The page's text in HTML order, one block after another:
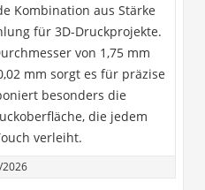
Kombination aus Stärke
für 3D-Druckprojekte.
von 1,75 mm
mm sorgt es für präzise
besonders die
die jedem
verleiht.